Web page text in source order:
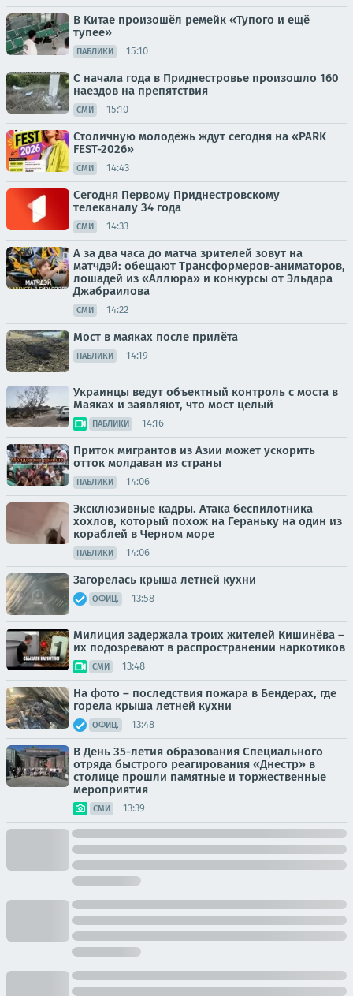
В Китае произошёл ремейк «Тупого и ещё
тупее»
ПАБЛИКИ 15:10
С начала года в Приднестровье произошло 160
наездов на препятствия
СМИ 15:10
Столичную молодёжь ждут сегодня на «PARK
FEST-2026»
СМИ 14:43
Сегодня Первому Приднестровскому
телеканалу 34 года
СМИ 14:33
А за два часа до матча зрителей зовут на
матчдэй: обещают Трансформеров-аниматоров,
лошадей из «Аллюра» и конкурсы от Эльдара
Джабраилова
СМИ 14:22
Мост в маяках после прилёта
ПАБЛИКИ 14:19
Украинцы ведут объектный контроль с моста в
Маяках и заявляют, что мост целый
ПАБЛИКИ 14:16
Приток мигрантов из Азии может ускорить
отток молдаван из страны
ПАБЛИКИ 14:06
Эксклюзивные кадры. Атака беспилотника
хохлов, который похож на Гераньку на один из
кораблей в Черном море
ПАБЛИКИ 14:06
Загорелась крыша летней кухни
ОФИЦ. 13:58
Милиция задержала троих жителей Кишинёва –
их подозревают в распространении наркотиков
СМИ 13:48
На фото – последствия пожара в Бендерах, где
горела крыша летней кухни
ОФИЦ. 13:48
В День 35-летия образования Специального
отряда быстрого реагирования «Днестр» в
столице прошли памятные и торжественные
мероприятия
СМИ 13:39